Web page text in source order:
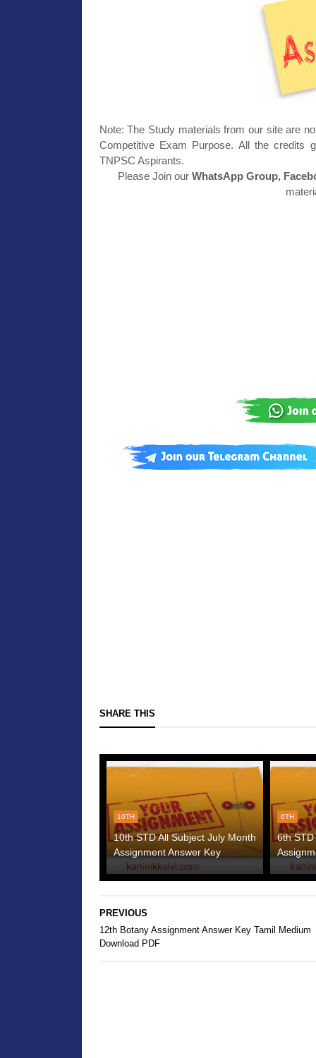
Note: The Study materials from our site are
Competitive Exam Purpose. All the credits
TNPSC Aspirants.
Please Join ourWhatsApp Group,
SHARE THIS
10TH
10th STD All Subject July Month
Assignment Answer Key
6TH
6th
PREVIOUS
12th Botany Assignment Answer Key Tamil Medium
Download PDF